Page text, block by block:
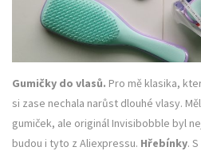
Gumičky do vlasů. Pro mě klasika,
si zase nechala narůst dlouhé vlasy.
gumiček, ale originál Invisibobble byl
budou i tyto z Aliexpressu. Hřebínky.